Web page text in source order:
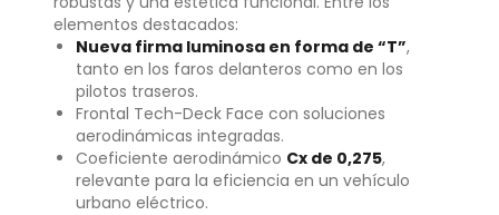
elementos destacados:
Nueva firma luminosa en forma de “T”,
tanto en los faros delanteros como en los
pilotos traseros.
Frontal Tech-Deck Face con soluciones
aerodinámicas integradas.
Coeficiente aerodinámico Cx de 0,275,
relevante para la eficiencia en un vehículo
urbano eléctrico.